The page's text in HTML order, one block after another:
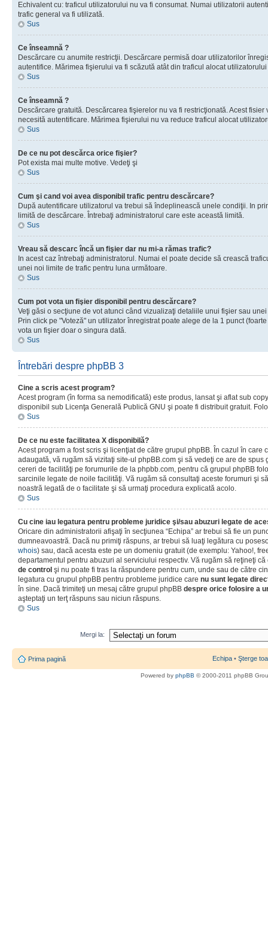
Echivalent cu: traficul utilizatorului nu va fi consumat. Numai utilizatorii
trafic general va fi utilizată.
Sus
Ce înseamnă ?
Descărcare cu anumite restricţii. Descărcare permisă doar utilizatorilor
autentifice. Mărimea fişierului va fi scăzută atât din traficul alocat
Sus
Ce înseamnă ?
Descărcare gratuită. Descărcarea fişierelor nu va fi restricţionată. Acest
necesită autentificare. Mărimea fişierului nu va reduce traficul alocat
Sus
De ce nu pot descărca orice fişier?
Pot exista mai multe motive. Vedeţi şi
Sus
Cum şi cand voi avea disponibil trafic pentru descărcare?
După autentificare utilizatorul va trebui să îndeplinească unele condiţii. In
limită de descărcare. Întrebaţi administratorul care este această limită.
Sus
Vreau să descarc încă un fişier dar nu mi-a rămas trafic?
In acest caz întrebaţi administratorul. Numai el poate decide să crească
unei noi limite de trafic pentru luna următoare.
Sus
Cum pot vota un fişier disponibil pentru descărcare?
Veţi găsi o secţiune de vot atunci când vizualizaţi detaliile unui fişier sau
Prin click pe "Voteză" un utilizator înregistrat poate alege de la 1 punct
vota un fişier doar o singura dată.
Sus
Întrebări despre phpBB 3
Cine a scris acest program?
Acest program (în forma sa nemodificată) este produs, lansat şi aflat sub
disponibil sub Licenţa Generală Publică GNU şi poate fi distribuit gratuit.
Sus
De ce nu este facilitatea X disponibilă?
Acest program a fost scris şi licenţiat de către grupul phpBB. În cazul în care
adaugată, vă rugăm să vizitaţi site-ul phpBB.com şi să vedeţi ce are de
cereri de facilităţi pe forumurile de la phpbb.com, pentru că grupul phpBB
sarcinile legate de noile facilităţi. Vă rugăm să consultaţi aceste forumuri şi
noastră legată de o facilitate şi să urmaţi procedura explicată acolo.
Sus
Cu cine iau legatura pentru probleme juridice şi/sau abuzuri legate de
Oricare din administratorii afişaţi în secţiunea “Echipa” ar trebui să fie un
dumneavoastră. Dacă nu primiţi răspuns, ar trebui să luaţi legătura cu
whois) sau, dacă acesta este pe un domeniu gratuit (de exemplu: Yahoo!,
departamentul pentru abuzuri al serviciului respectiv. Vă rugăm să reţineţi
de control şi nu poate fi tras la răspundere pentru cum, unde sau de către
legatura cu grupul phpBB pentru probleme juridice care nu sunt legate
în sine. Dacă trimiteţi un mesaj către grupul phpBB despre orice folosire a
aşteptaţi un terţ răspuns sau niciun răspuns.
Sus
Mergi la:
Prima pagină Echipa • Şterge
Powered by phpBB © 2000-2011 phpBB